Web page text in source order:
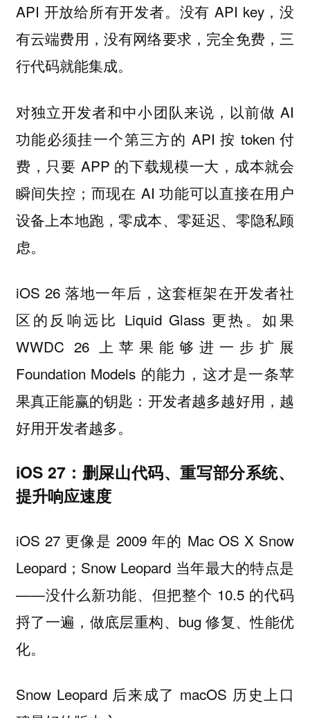
API 开放给所有开发者。没有 API key，没
有云端费用，没有网络要求，完全免费，三
行代码就能集成。
对独立开发者和中小团队来说，以前做 AI
功能必须挂一个第三方的 API 按 token 付
费，只要 APP 的下载规模一大，成本就会
瞬间失控；而现在 AI 功能可以直接在用户
设备上本地跑，零成本、零延迟、零隐私顾
虑。
iOS 26 落地一年后，这套框架在开发者社
区的反响远比 Liquid Glass 更热。如果
WWDC 26 上苹果能够进一步扩展
Foundation Models 的能力，这才是一条苹
果真正能赢的钥匙： 开发者越多越好用，越
好用开发者越多。
iOS 27：删屎山代码、重写部分系统、
提升响应速度
iOS 27 更像是 2009 年的 Mac OS X Snow
Leopard；Snow Leopard 当年最大的特点是
——没什么新功能、但把整个 10.5 的代码
捋了一遍，做底层重构、bug 修复、性能优
化。
Snow Leopard 后来成了 macOS 历史上口